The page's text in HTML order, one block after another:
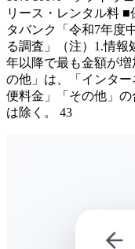
リース・レンタル料
タバンク「令和7年度
る調査」（注）1.情報
年以降で最も金額が
の他」は、「インタ
便料金」「その他」
は除く。 43